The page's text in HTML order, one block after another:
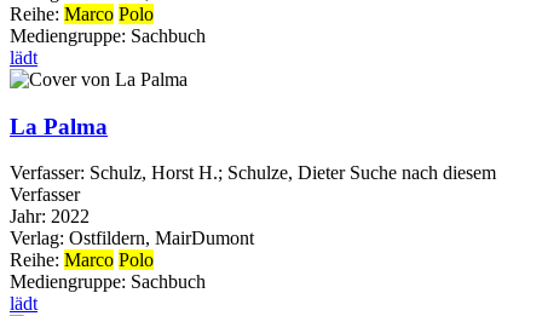
Reihe: Marco Polo
Mediengruppe: Sachbuch
lädt
La Palma
Verfasser: Schulz, Horst H.; Schulze, Dieter Suche nach diesem
Verfasser
Jahr: 2022
Verlag: Ostfildern, MairDumont
Reihe: Marco Polo
Mediengruppe: Sachbuch
lädt